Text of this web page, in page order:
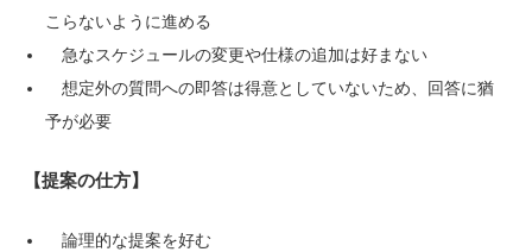
こらないように進める
急なスケジュールの変更や仕様の追加は好まない
想定外の質問への即答は得意としていないため、回答に猶
予が必要
【提案の仕方】
論理的な提案を好む